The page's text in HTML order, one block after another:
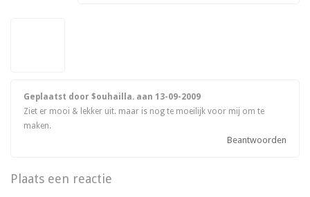
Geplaatst door $ouhailla. aan13-09-2009
Ziet er mooi & lekker uit. maar is nog te moeilijk voor mij om te
maken.
Beantwoorden
Plaats een reactie